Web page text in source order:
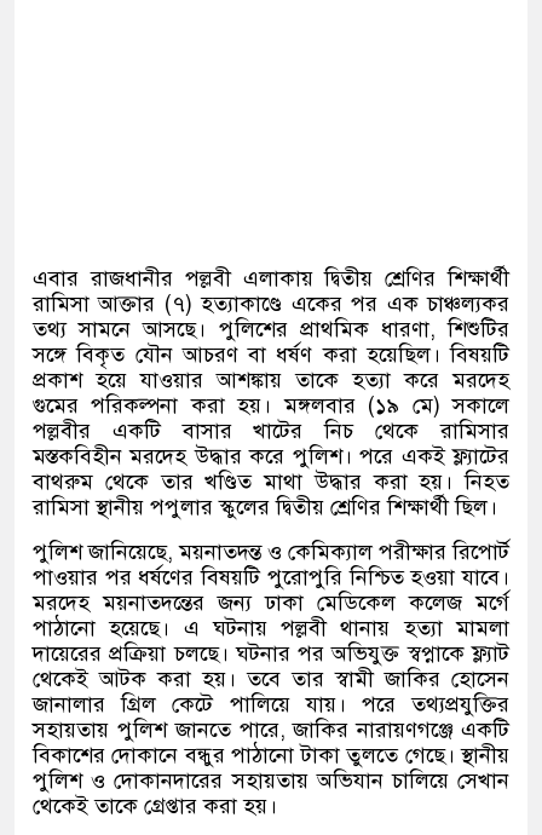
এবার রাজধানীর পল্লবী এলাকায় দ্বিতীয় শ্রেণির শিক্ষার্থী
রামিসা আক্তার (৭)হত্যাকাণ্ডে একের পর এক চাঞ্চল্যকর
তথ্য সামনে আসছে। পুলিশের প্রাথমিক ধারণা,শিশুটির
সঙ্গে বিকৃত যৌন আচরণ বা ধর্ষণ করা হয়েছিল। বিষয়টি
প্রকাশ হয়ে যাওয়ার আশঙ্কায় তাকে হত্যা করে মরদেহ
গুমের পরিকল্পনা করা হয়। মঙ্গলবার(১৯ মে)সকালে
পল্লবীর একটি বাসার খাটের নিচ থেকে রামিসার
মস্তকবিহীন মরদেহ উদ্ধার করে পুলিশ। পরে একই ফ্ল্যাটের
বাথরুম থেকে তার খণ্ডিত মাথা উদ্ধার করা হয়। নিহত
রামিসা স্থানীয় পপুলার স্কুলের দ্বিতীয় শ্রেণির শিক্ষার্থী ছিল।
পুলিশ জানিয়েছে,ময়নাতদন্ত ও কেমিক্যাল পরীক্ষার রিপোর্ট
পাওয়ার পর ধর্ষণের বিষয়টি পুরোপুরি নিশ্চিত হওয়া যাবে।
মরদেহ ময়নাতদন্তের জন্য ঢাকা মেডিকেল কলেজ মর্গে
পাঠানো হয়েছে। এ ঘটনায় পল্লবী থানায় হত্যা মামলা
দায়েরের প্রক্রিয়া চলছে। ঘটনার পর অভিযুক্ত স্বপ্নাকে ফ্ল্যাট
থেকেই আটক করা হয়। তবে তার স্বামী জাকির হোসেন
জানালার গ্রিল কেটে পালিয়ে যায়। পরে তথ্যপ্রযুক্তির
সহায়তায় পুলিশ জানতে পারে,জাকির নারায়ণগঞ্জে একটি
বিকাশের দোকানে বন্ধুর পাঠানো টাকা তুলতে গেছে। স্থানীয়
পুলিশ ও দোকানদারের সহায়তায় অভিযান চালিয়ে সেখান
থেকেই তাকে গ্রেপ্তার করা হয়।